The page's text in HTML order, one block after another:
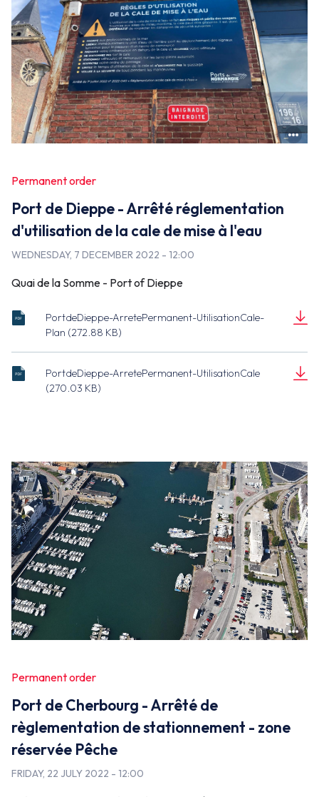
False
Permanent order
Port de Dieppe - Arrêté réglementation
d'utilisation de la cale de mise à l'eau
WEDNESDAY, 7 DECEMBER 2022 - 12:00
Quai de la Somme - Port of Dieppe
PortdeDieppe-ArretePermanent-UtilisationCale-
Plan (272.88 KB)
PortdeDieppe-
ArretePermanent-
UtilisationCale-
Plan.pdf
(272.88 KB)
PortdeDieppe-ArretePermanent-UtilisationCale
(270.03 KB)
PortdeDieppe-
ArretePermanent-
False
Permanent order
Port de Cherbourg - Arrêté de
règlementation de stationnement - zone
réservée Pêche
FRIDAY, 22 JULY 2022 - 12:00